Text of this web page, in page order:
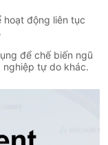
động liên tục
để chế biến ngũ
nghiệp tự do khác.